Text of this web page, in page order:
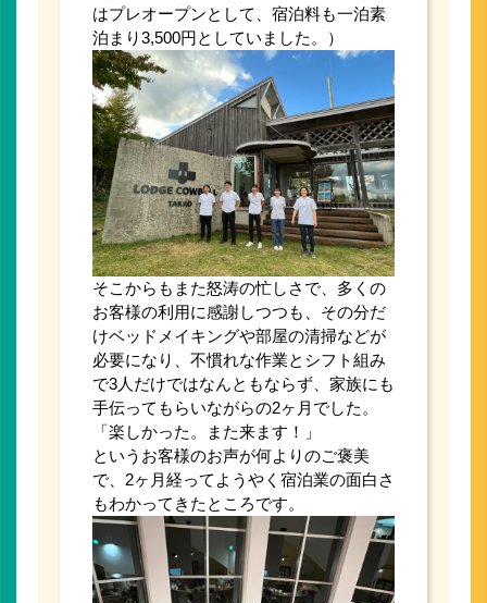
はプレオープンとして、宿泊料も一泊素
泊まり3,500円としていました。）
そこからもまた怒涛の忙しさで、多くの
お客様の利用に感謝しつつも、その分だ
けベッドメイキングや部屋の清掃などが
必要になり、不慣れな作業とシフト組み
で3人だけではなんともならず、家族にも
手伝ってもらいながらの2ヶ月でした。
「楽しかった。また来ます！」
というお客様のお声が何よりのご褒美
で、2ヶ月経ってようやく宿泊業の面白さ
もわかってきたところです。